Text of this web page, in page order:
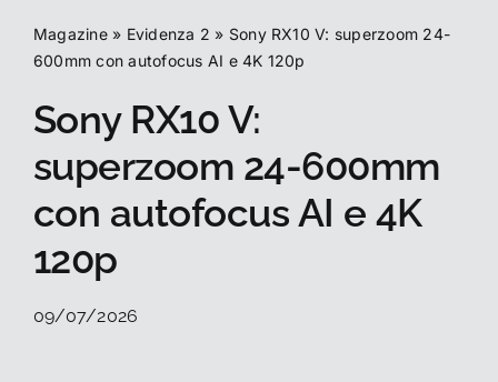
Video & Streaming
Audio
Droni
Accessori
Magazine» Evidenza 2 » Sony RX10 V: superzoom 24-
600mm con autofocus AI e 4K 120p
Sony RX10 V:
superzoom 24-600mm
con autofocus AI e 4K
120p
09/07/2026